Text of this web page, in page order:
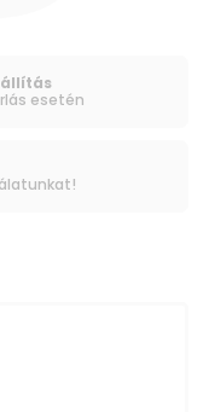
esetén